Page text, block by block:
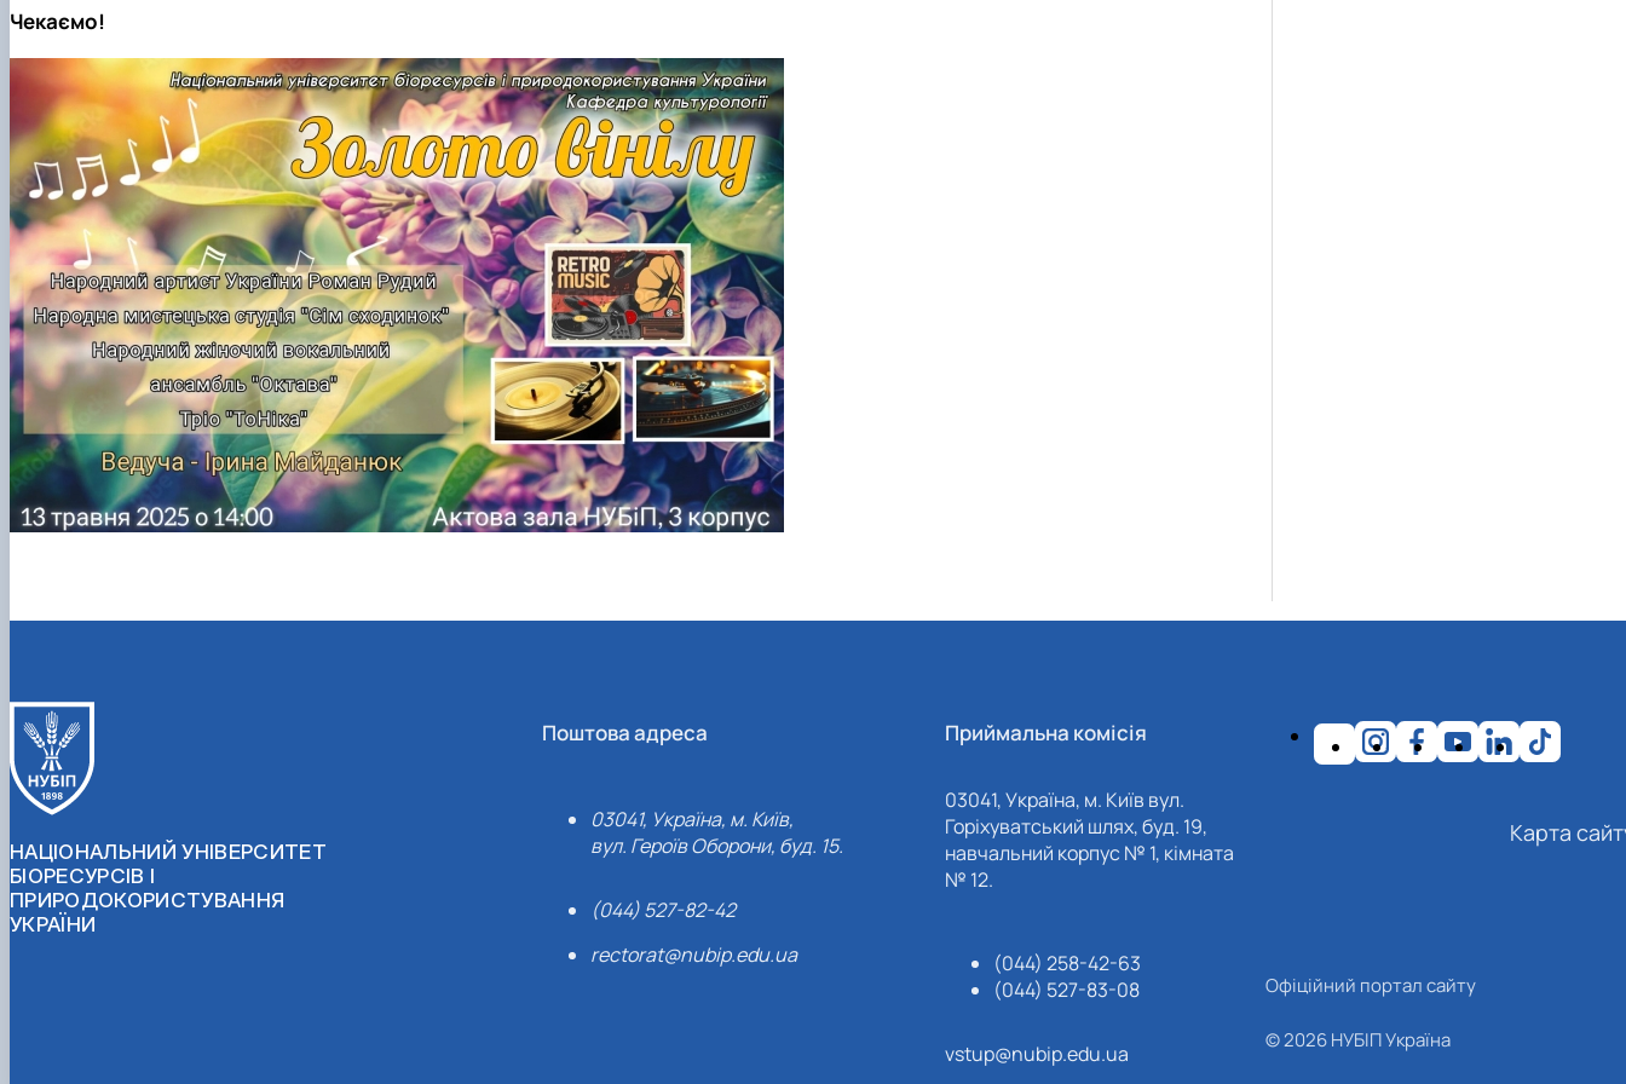
Чекаємо!
НАЦІОНАЛЬНИЙ УНІВЕРСИТЕТ
БІОРЕСУРСІВ І
ПРИРОДОКОРИСТУВАННЯ
УКРАЇНИ
Поштова адреса
03041, Україна, м. Київ,
вул. Героїв Оборони, буд. 15.
(044) 527-82-42
rectorat@nubip.edu.ua
Приймальна комісія
03041, Україна, м. Київ вул.
Горіхуватський шлях, буд. 19,
навчальний корпус № 1, кімната
№ 12.
(044) 258-42-63
(044) 527-83-08
vstup@nubip.edu.ua
Карта
Офіційний портал сайту
© 2026 НУБІП Україна